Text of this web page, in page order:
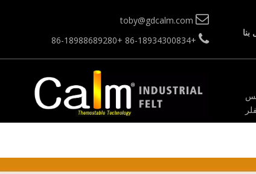

toby@gdcalm.com

+86-18934300834
+86-18988689280